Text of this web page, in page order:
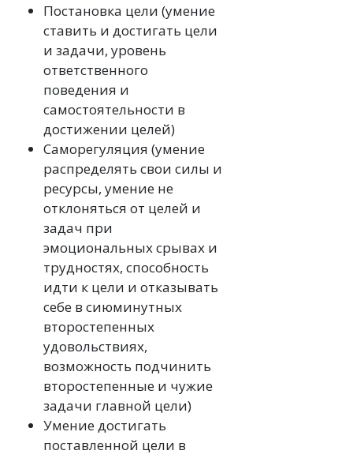
Постановка цели (умение
ставить и достигать цели
и задачи, уровень
ответственного
поведения и
самостоятельности в
достижении целей)
Саморегуляция (умение
распределять свои силы и
ресурсы, умение не
отклоняться от целей и
задач при
эмоциональных срывах и
трудностях, способность
идти к цели и отказывать
себе в сиюминутных
второстепенных
удовольствиях,
возможность подчинить
второстепенные и чужие
задачи главной цели)
Умение достигать
поставленной цели в